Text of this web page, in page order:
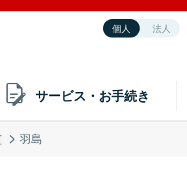
個人 法人
サービス・お手続き
羽島